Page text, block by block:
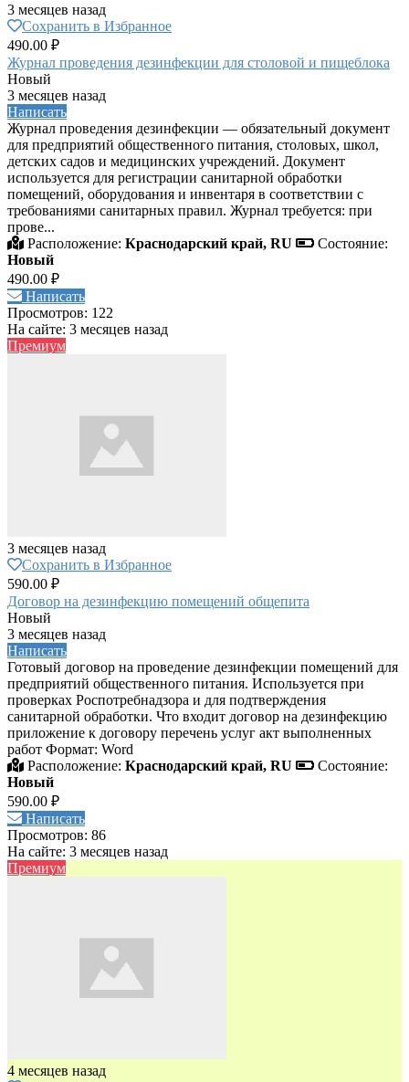
3 месяцев назад
Сохранить в Избранное
490.00 ₽
Журнал проведения дезинфекции для столовой и пищеблока
Новый
3 месяцев назад
Написать
Журнал проведения дезинфекции — обязательный документ
для предприятий общественного питания, столовых, школ,
детских садов и медицинских учреждений. Документ
используется для регистрации санитарной обработки
помещений, оборудования и инвентаря в соответствии с
требованиями санитарных правил. Журнал требуется: при
прове...
Расположение: Краснодарский край, RU
Состояние:
Новый
490.00 ₽
Написать
Просмотров: 122
На сайте: 3 месяцев назад
Премиум
3 месяцев назад
Сохранить в Избранное
590.00 ₽
Договор на дезинфекцию помещений общепита
Новый
3 месяцев назад
Написать
Готовый договор на проведение дезинфекции помещений для
предприятий общественного питания. Используется при
проверках Роспотребнадзора и для подтверждения
санитарной обработки. Что входит договор на дезинфекцию
приложение к договору перечень услуг акт выполненных
работ Формат: Word
Расположение: Краснодарский край, RU
Состояние:
Новый
590.00 ₽
Написать
Просмотров: 86
На сайте: 3 месяцев назад
Премиум
4 месяцев назад